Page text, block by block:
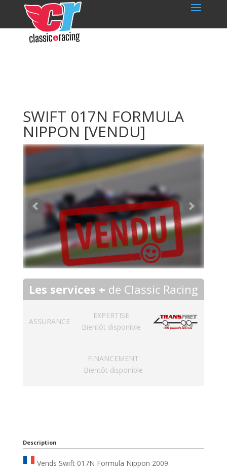
SWIFT 017N FORMULA
NIPPON [VENDU]
Les services + de Classic Racing
ASSURANCE
EXPERTISE
Bientôt disponible
FINANCEMENT
Bientôt disponible
Description
Vends Swift 017N Formula Nippon 2009.